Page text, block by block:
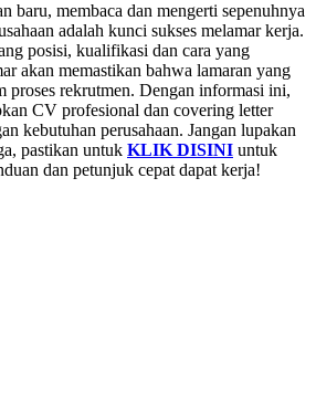
baru, membaca dan mengerti sepenuhnya
adalah kunci sukses melamar kerja.
posisi, kualifikasi dan cara yang
akan memastikan bahwa lamaran yang
proses rekrutmen. Dengan informasi ini,
CV profesional dan covering letter
kebutuhan perusahaan. Jangan lupakan
pastikan untuk KLIK DISINI untuk
dan petunjuk cepat dapat kerja!